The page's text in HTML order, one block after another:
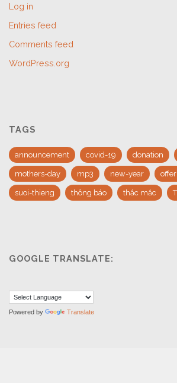
Log in
Entries feed
Comments feed
WordPress.org
TAGS
announcement covid-19 donation
mothers-day mp3 new-year
suoi-thieng thông báo thắc mắc
GOOGLE TRANSLATE:
Powered by Translate